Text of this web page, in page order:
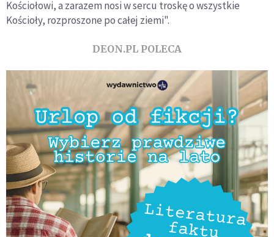
Kościołowi, a zarazem nosi w sercu troskę o wszystkie
Kościoły, rozproszone po całej ziemi".
DEON.PL POLECA